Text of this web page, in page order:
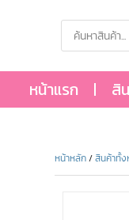
หน้าแรก สิ
หน้าหลัก/สินค้าทั้